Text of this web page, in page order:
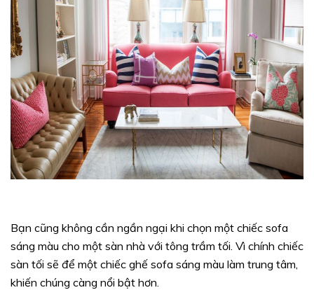
Bạn cũng không cần ngần ngại khi chọn một chiếc sofa
sáng màu cho một sàn nhà với tông trầm tối. Vì chính chiếc
sàn tối sẽ để một chiếc ghế sofa sáng màu làm trung tâm,
khiến chúng càng nổi bật hơn.